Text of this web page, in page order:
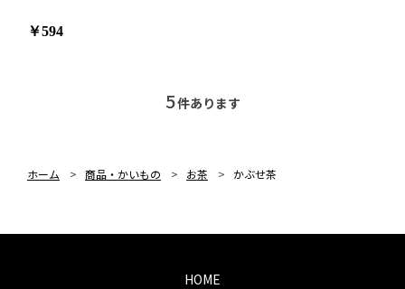
￥594
5件あります
ホーム > 商品・かいもの > お茶 > かぶせ茶
HOME